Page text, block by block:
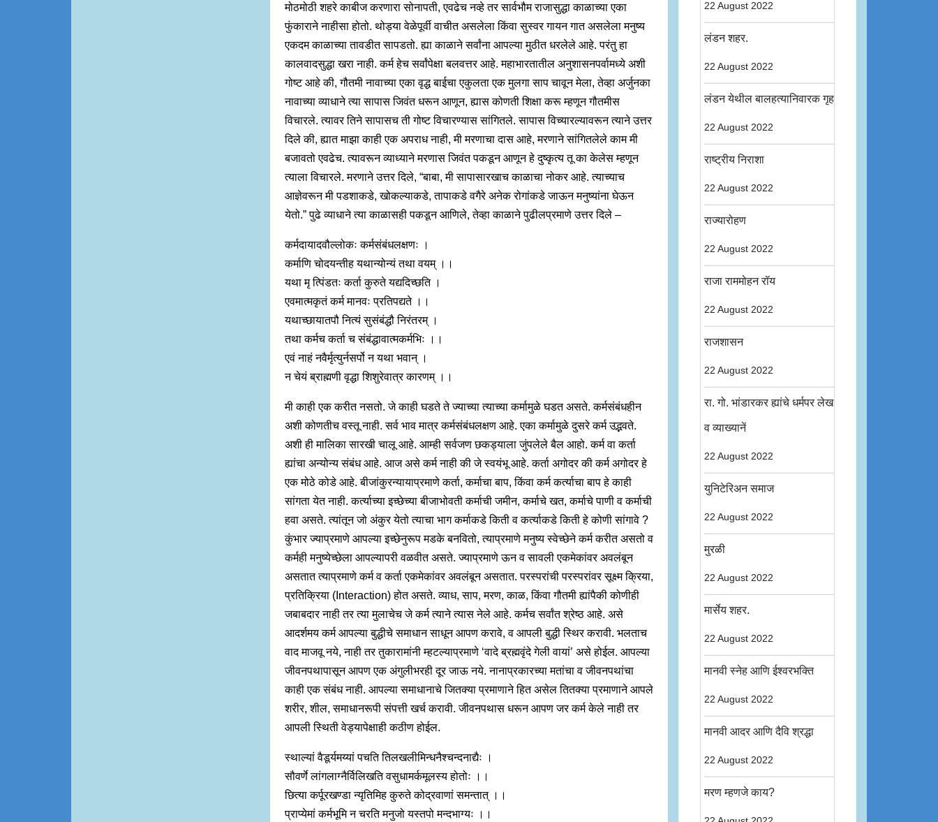
मोठमोठी शहरे काबीज करणारा सोनापती, एवढेच नव्हे तर सार्वभौम राजासुद्धा काळाच्या एका
फुंकाराने नाहीसा होतो. थोड्या वेळेपूर्वी वाचीत असलेला किंवा सुस्वर गायन गात असलेला मनुष्य
एकदम काळाच्या तावडीत सापडतो. ह्या काळाने सर्वांना आपल्या मुठीत धरलेले आहे. परंतु हा
कालवादसुद्धा खरा नाही. कर्म हेच सर्वांपेक्षा बलवत्तर आहे. महाभारतातील अनुशासनपर्वामध्ये अशी
गोष्ट आहे की, गौतमी नावाच्या एका वृद्ध बाईचा एकुलता एक मुलगा साप चावून मेला, तेव्हा अर्जुनका
नावाच्या व्याधाने त्या सापास जिवंत धरून आणून, ह्यास कोणती शिक्षा करू म्हणून गौतमीस
विचारले. त्यावर तिने सापासच ती गोष्ट विचारण्यास सांगितले. सापास विच्यारल्यावरून त्याने उत्तर
दिले की, ह्यात माझा काही एक अपराध नाही, मी मरणाचा दास आहे, मरणाने सांगितलेले काम मी
बजावतो एवढेच. त्यावरून व्याध्याने मरणास जिवंत पकडून आणून हे दुष्कृत्य तू का केलेस म्हणून
त्याला विचारले. मरणाने उत्तर दिले, “बाबा, मी सापासारखाच काळाचा नोकर आहे. त्याच्याच
आज्ञेवरून मी पडशाकडे, खोकल्याकडे, तापाकडे वगैरे अनेक रोगांकडे जाऊन मनुष्यांना घेऊन
येतो.” पुढे व्याधाने त्या काळासही पकडून आणिले, तेव्हा काळाने पुढीलप्रमाणे उत्तर दिले –
कर्मदायादवौल्लोकः कर्मसंबंधलक्षणः ।
कर्माणि चोदयन्तीह यथान्योन्यं तथा वयम् ।।
यथा मृ त्पिंडतः कर्ता कुरुते यद्यदिच्छति ।
एवमात्मकृतं कर्म मानवः प्रतिपद्यते ।।
यथाच्छायातपौ नित्यं सुसंबंद्धौ निरंतरम् ।
तथा कर्मच कर्ता च संबंद्धावात्मकर्मभिः ।।
एवं नाहं नवैर्मृत्युर्नसर्पो न यथा भवान् ।
न चेयं ब्राह्मणी वृद्धा शिशुरेवात्र कारणम् ।।
मी काही एक करीत नसतो. जे काही घडते ते ज्याच्या त्याच्या कर्मामुळे घडत असते. कर्मसंबंधहीन
अशी कोणतीच वस्तू नाही. सर्व भाव मात्र कर्मसंबंधलक्षण आहे. एका कर्मामुळे दुसरे कर्म उद्भवते.
अशी ही मालिका सारखी चालू आहे. आम्ही सर्वजण छकड्याला जुंपलेले बैल आहो. कर्म वा कर्ता
ह्यांचा अन्योन्य संबंध आहे. आज असे कर्म नाही की जे स्वयंभू आहे. कर्ता अगोदर की कर्म अगोदर हे
एक मोठे कोडे आहे. बीजांकुरन्यायाप्रमाणे कर्ता, कर्माचा बाप, किंवा कर्म कर्त्याचा बाप हे काही
सांगता येत नाही. कर्त्याच्या इच्छेच्या बीजाभोवती कर्माची जमीन, कर्माचे खत, कर्माचे पाणी व कर्माची
हवा असते. त्यांतून जो अंकुर येतो त्याचा भाग कर्माकडे किती व कर्त्याकडे किती हे कोणी सांगावे ?
कुंभार ज्याप्रमाणे आपल्या इच्छेनुरूप मडके बनवितो, त्याप्रमाणे मनुष्य स्वेच्छेने कर्म करीत असतो व
कर्मही मनुष्येच्छेला आपल्यापरी वळवीत असते. ज्याप्रमाणे ऊन व सावली एकमेकांवर अवलंबून
असतात त्याप्रमाणे कर्म व कर्ता एकमेकांवर अवलंबून असतात. परस्परांची परस्परांवर सूक्ष्म क्रिया,
प्रतिक्रिया (Interaction) होत असते. व्याध, साप, मरण, काळ, किंवा गौतमी ह्यांपैकी कोणीही
जबाबदार नाही तर त्या मुलाचेच जे कर्म त्याने त्यास नेले आहे. कर्मच सर्वांत श्रेष्ठ आहे. असे
आदर्शमय कर्म आपल्या बुद्धीचे समाधान साधून आपण करावे, व आपली बुद्धी स्थिर करावी. भलताच
वाद माजवू नये, नाही तर तुकारामांनी म्हटल्याप्रमाणे ‘वादे ब्रह्मवृंदे गेली वायां’ असे होईल. आपल्या
जीवनपथापासून आपण एक अंगुलीभरही दूर जाऊ नये. नानाप्रकारच्या मतांचा व जीवनपथांचा
काही एक संबंध नाही. आपल्या समाधानाचे जितक्या प्रमाणाने हित असेल तितक्या प्रमाणाने आपले
शरीर, शील, समाधानरूपी संपत्ती खर्च करावी. जीवनपथास धरून आपण जर कर्म केले नाही तर
आपली स्थिती वेड्यापेक्षाही कठीण होईल.
स्थाल्यां वैडूर्यमय्यां पचति तिलखलीमिन्धनैश्चन्दनाद्यैः ।
सौवर्णे लांगलाग्नैर्विलिखति वसुधामर्कमूलस्य होतोः ।।
छित्या कर्पूरखण्डा न्यृतिमिह कुरुते कोद्रवाणां समन्तात् ।।
प्राप्येमां कर्मभूमि न चरति मनुजो यस्तपो मन्दभाग्यः ।।
22 August 2022
लंडन शहर.
22 August 2022
लंडन येथील बालहत्यानिवारक गृह
22 August 2022
राष्ट्रीय निराशा
22 August 2022
राज्यारोहण
22 August 2022
राजा राममोहन रॉय
22 August 2022
राजशासन
22 August 2022
रा. गो. भांडारकर ह्यांचे धर्मपर लेख
व व्याख्यानें
22 August 2022
युनिटेरिअन समाज
22 August 2022
मुरळी
22 August 2022
मार्सेय शहर.
22 August 2022
मानवी स्नेह आणि ईश्वरभक्ति
22 August 2022
मानवी आदर आणि दैवि श्रद्धा
22 August 2022
मरण म्हणजे काय?